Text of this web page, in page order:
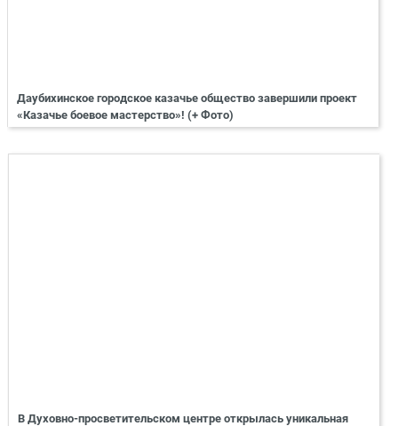
Даубихинское городское казачье общество завершили проект
«Казачье боевое мастерство»! (+ Фото)
В Духовно-просветительском центре открылась уникальная